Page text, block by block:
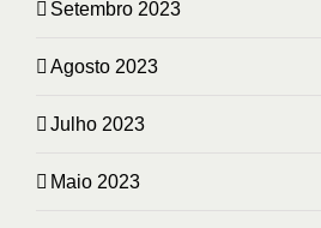
Setembro 2023
Agosto 2023
Julho 2023
Maio 2023